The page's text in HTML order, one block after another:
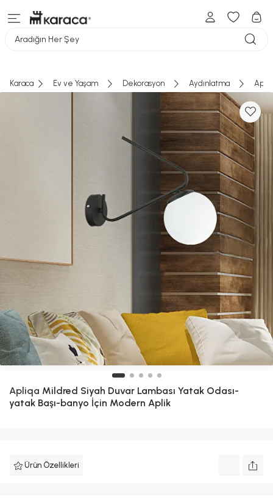
Aradığın Her Şey
Karaca Ev ve Yaşam Dekorasyon Aydınlatma Aplik
Apliqa Mildred Siyah Duvar Lambası Yatak Odası-
yatak Başı-banyo İçin Modern Aplik
Ürün Özellikleri